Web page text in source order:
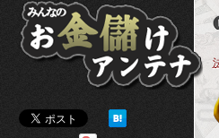
ん